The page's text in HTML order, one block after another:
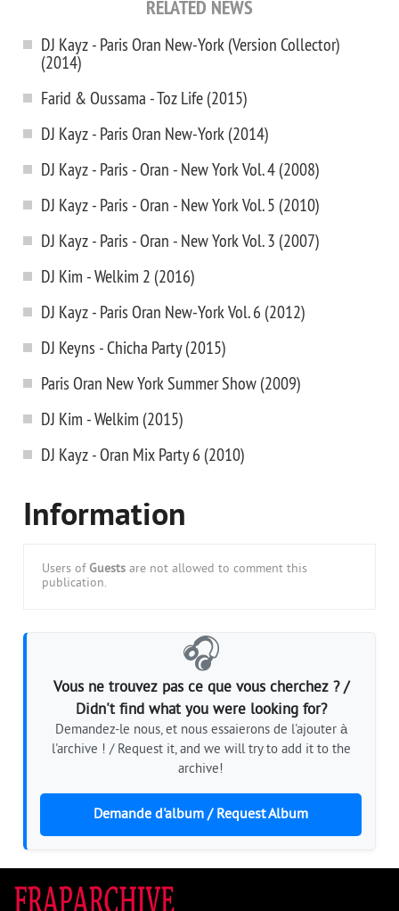
RELATED NEWS
DJ Kayz - Paris Oran New-York (Version Collector)
(2014)
Farid & Oussama - Toz Life (2015)
DJ Kayz - Paris Oran New-York (2014)
DJ Kayz - Paris - Oran - New York Vol. 4 (2008)
DJ Kayz - Paris - Oran - New York Vol. 5 (2010)
DJ Kayz - Paris - Oran - New York Vol. 3 (2007)
DJ Kim - Welkim 2 (2016)
DJ Kayz - Paris Oran New-York Vol. 6 (2012)
DJ Keyns - Chicha Party (2015)
Paris Oran New York Summer Show (2009)
DJ Kim - Welkim (2015)
DJ Kayz - Oran Mix Party 6 (2010)
Information
Users of Guests are not allowed to comment this
publication.
🎧
Vous ne trouvez pas ce que vous cherchez ? /
Didn't find what you were looking for?
Demandez-le nous, et nous essaierons de l'ajouter à
l'archive ! / Request it, and we will try to add it to the
archive!
Demande d'album / Request Album